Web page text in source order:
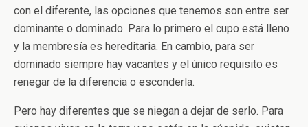
con el diferente, las opciones que tenemos son entre ser
dominante o dominado. Para lo primero el cupo está lleno
y la membresía es hereditaria. En cambio, para ser
dominado siempre hay vacantes y el único requisito es
renegar de la diferencia o esconderla.
Pero hay diferentes que se niegan a dejar de serlo. Para